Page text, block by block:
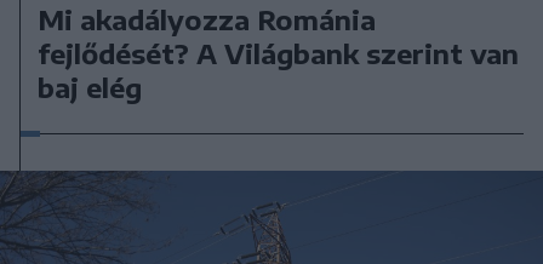
Mi akadályozza Románia
fejlődését? A Világbank szerint van
baj elég